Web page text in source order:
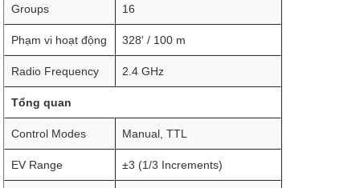
Groups 16
Phạm vi hoạt động 328' / 100 m
Radio Frequency 2.4 GHz
Tổng quan
Control Modes Manual, TTL
EV Range ±3 (1/3 Increments)